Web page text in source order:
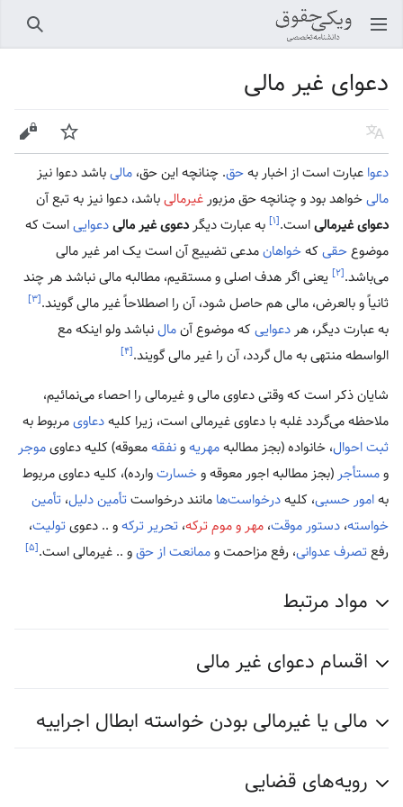
باز کردن منو اصلی جستجو
دعوای غیر مالی
زبان پیگیری ویرایش
دعوا عبارت است از اخبار بهحق. چنانچه این حق، مالیباشد دعوا نیز
مالیخواهد بود و چنانچه حق مزبورغیرمالیباشد، دعوا نیز به تبع آن
دعوای غیرمالیاست.[۱] به عبارت دیگردعوی غیر مالیدعواییاست که
موضوعحقیکهخواهانمدعی تضییع آن است یک امر غیر مالی
می‌باشد.[۲]
یعنی اگر هدف اصلی و مستقیم، مطالبه مالی نباشد هر چند
ثانیاً و بالعرض، مالی هم حاصل شود، آن را اصطلاحاً غیر مالی گویند.[۳]
به عبارت دیگر، هردعواییکه موضوع آنمالنباشد ولو اینکه مع
الواسطه منتهی به مال گردد، آن را غیر مالی گویند.[۴]
شایان ذکر است که وقتی دعاوی مالی و غیرمالی را احصاء می‌نمائیم،
ملاحظه می‌گردد غلبه با دعاوی غیرمالی است، زیرا کلیهدعاویمربوط به
ثبت احوال، خانواده (بجز مطالبهمهریهونفقهمعوقه) کلیه دعاویموجر
ومستأجر(بجز مطالبه اجور معوقه وخسارتوارده)، کلیه دعاوی مربوط
بهامور حسبی، کلیهدرخواست‌ها مانند درخواستتأمین دلیل، تأمین
خواسته، دستور موقت، مهر و موم ترکه، تحریر ترکهو .. دعویتولیت،
رفعتصرف عدوانی، رفع مزاحمت وممانعت از حقو .. غیرمالی است.[۵]
مواد مرتبط
اقسام دعوای غیر مالی
مالی یا غیرمالی بودن خواسته ابطال اجراییه
رویه‌های قضایی